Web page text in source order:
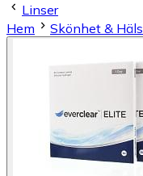
Linser
Hem
Skönhet &